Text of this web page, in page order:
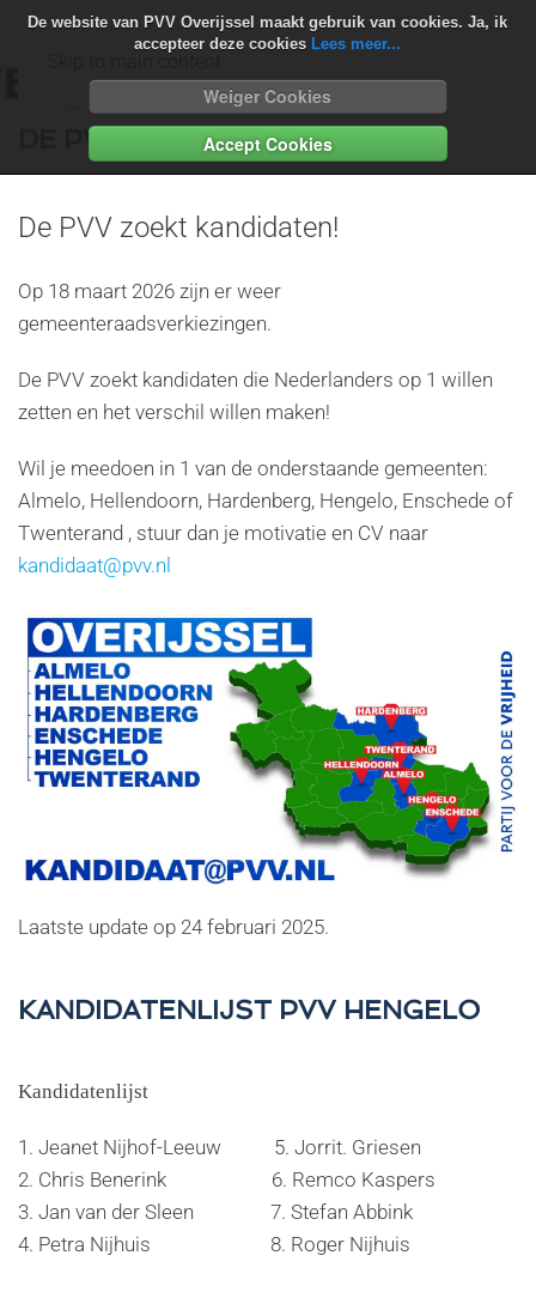
De website van PVV Overijssel maakt gebruik van cookies. Ja, ik
accepteer deze cookies Lees meer...
Weiger Cookies
Accept Cookies
Skip to main content
DE PVV ZOEKT KANDIDATEN
De PVV zoekt kandidaten!
Op 18 maart 2026 zijn er weer
gemeenteraadsverkiezingen.
De PVV zoekt kandidaten die Nederlanders op 1 willen
zetten en het verschil willen maken!
Wil je meedoen in 1 van de onderstaande gemeenten:
Almelo, Hellendoorn, Hardenberg, Hengelo, Enschede of
Twenterand , stuur dan je motivatie en CV naar
kandidaat@pvv.nl
Laatste update op 24 februari 2025.
KANDIDATENLIJST PVV HENGELO
Kandidatenlijst
1. Jeanet Nijhof-Leeuw 5. Jorrit. Griesen
2. Chris Benerink 6. Remco Kaspers
3. Jan van der Sleen 7. Stefan Abbink
4. Petra Nijhuis 8. Roger Nijhuis